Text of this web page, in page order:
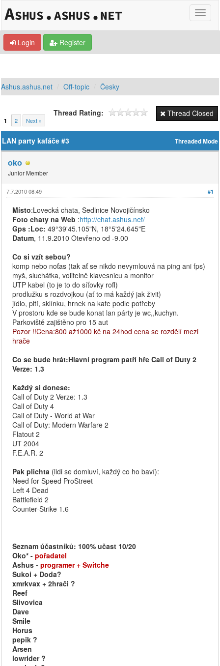
Login Register
Ashus.ashus.net Off-topic Česky
1 2 Next »
Thread Closed
Thread Rating:
Threaded Mode
LAN party kafáče #3
oko
Junior Member
#1
7.7.2010 08:49
Místo:Lovecká chata, Sedlnice Novojičínsko
Foto chaty na Web :http://chat.ashus.net/
Gps :Loc: 49°39'45.105"N, 18°5'24.645"E
Datum, 11.9.2010 Otevřeno od -9.00
Co si vzít sebou?
komp nebo noťas (tak ať se nikdo nevymlouvá na ping ani fps)
myš, sluchátka, volitelně klavesnicu a monitor
UTP kabel (to je to do síťovky rofl)
prodlužku s rozdvojkou (ať to má každý jak živit)
jídlo, pití, sklínku, hrnek na kafe podle potřeby
V prostoru kde se bude konat lan párty je wc,,kuchyn.
Parkoviště zajištěno pro 15 aut
Pozor !!Cena:800 až1000 kč na 24hod cena se rozdělí mezi
hrače
Co se bude hrát:Hlavní program patří hře Call of Duty 2
Verze: 1.3
Každý si donese:
Call of Duty 2 Verze: 1.3
Call of Duty 4
Call of Duty - World at War
Call of Duty: Modern Warfare 2
Flatout 2
UT 2004
F.E.A.R. 2
Pak plichta (lidi se domluví, každý co ho baví):
Need for Speed ProStreet
Left 4 Dead
Battlefield 2
Counter-Strike 1.6
Seznam účastníků: 100% učast 10/20
Oko* - pořadatel
Ashus -programer + Switche
Sukoi + Doda?
xmrkvax + 2hrači ?
Reef
Slivovica
Dave
Smile
Horus
pepik ?
Arsen
lowrider ?